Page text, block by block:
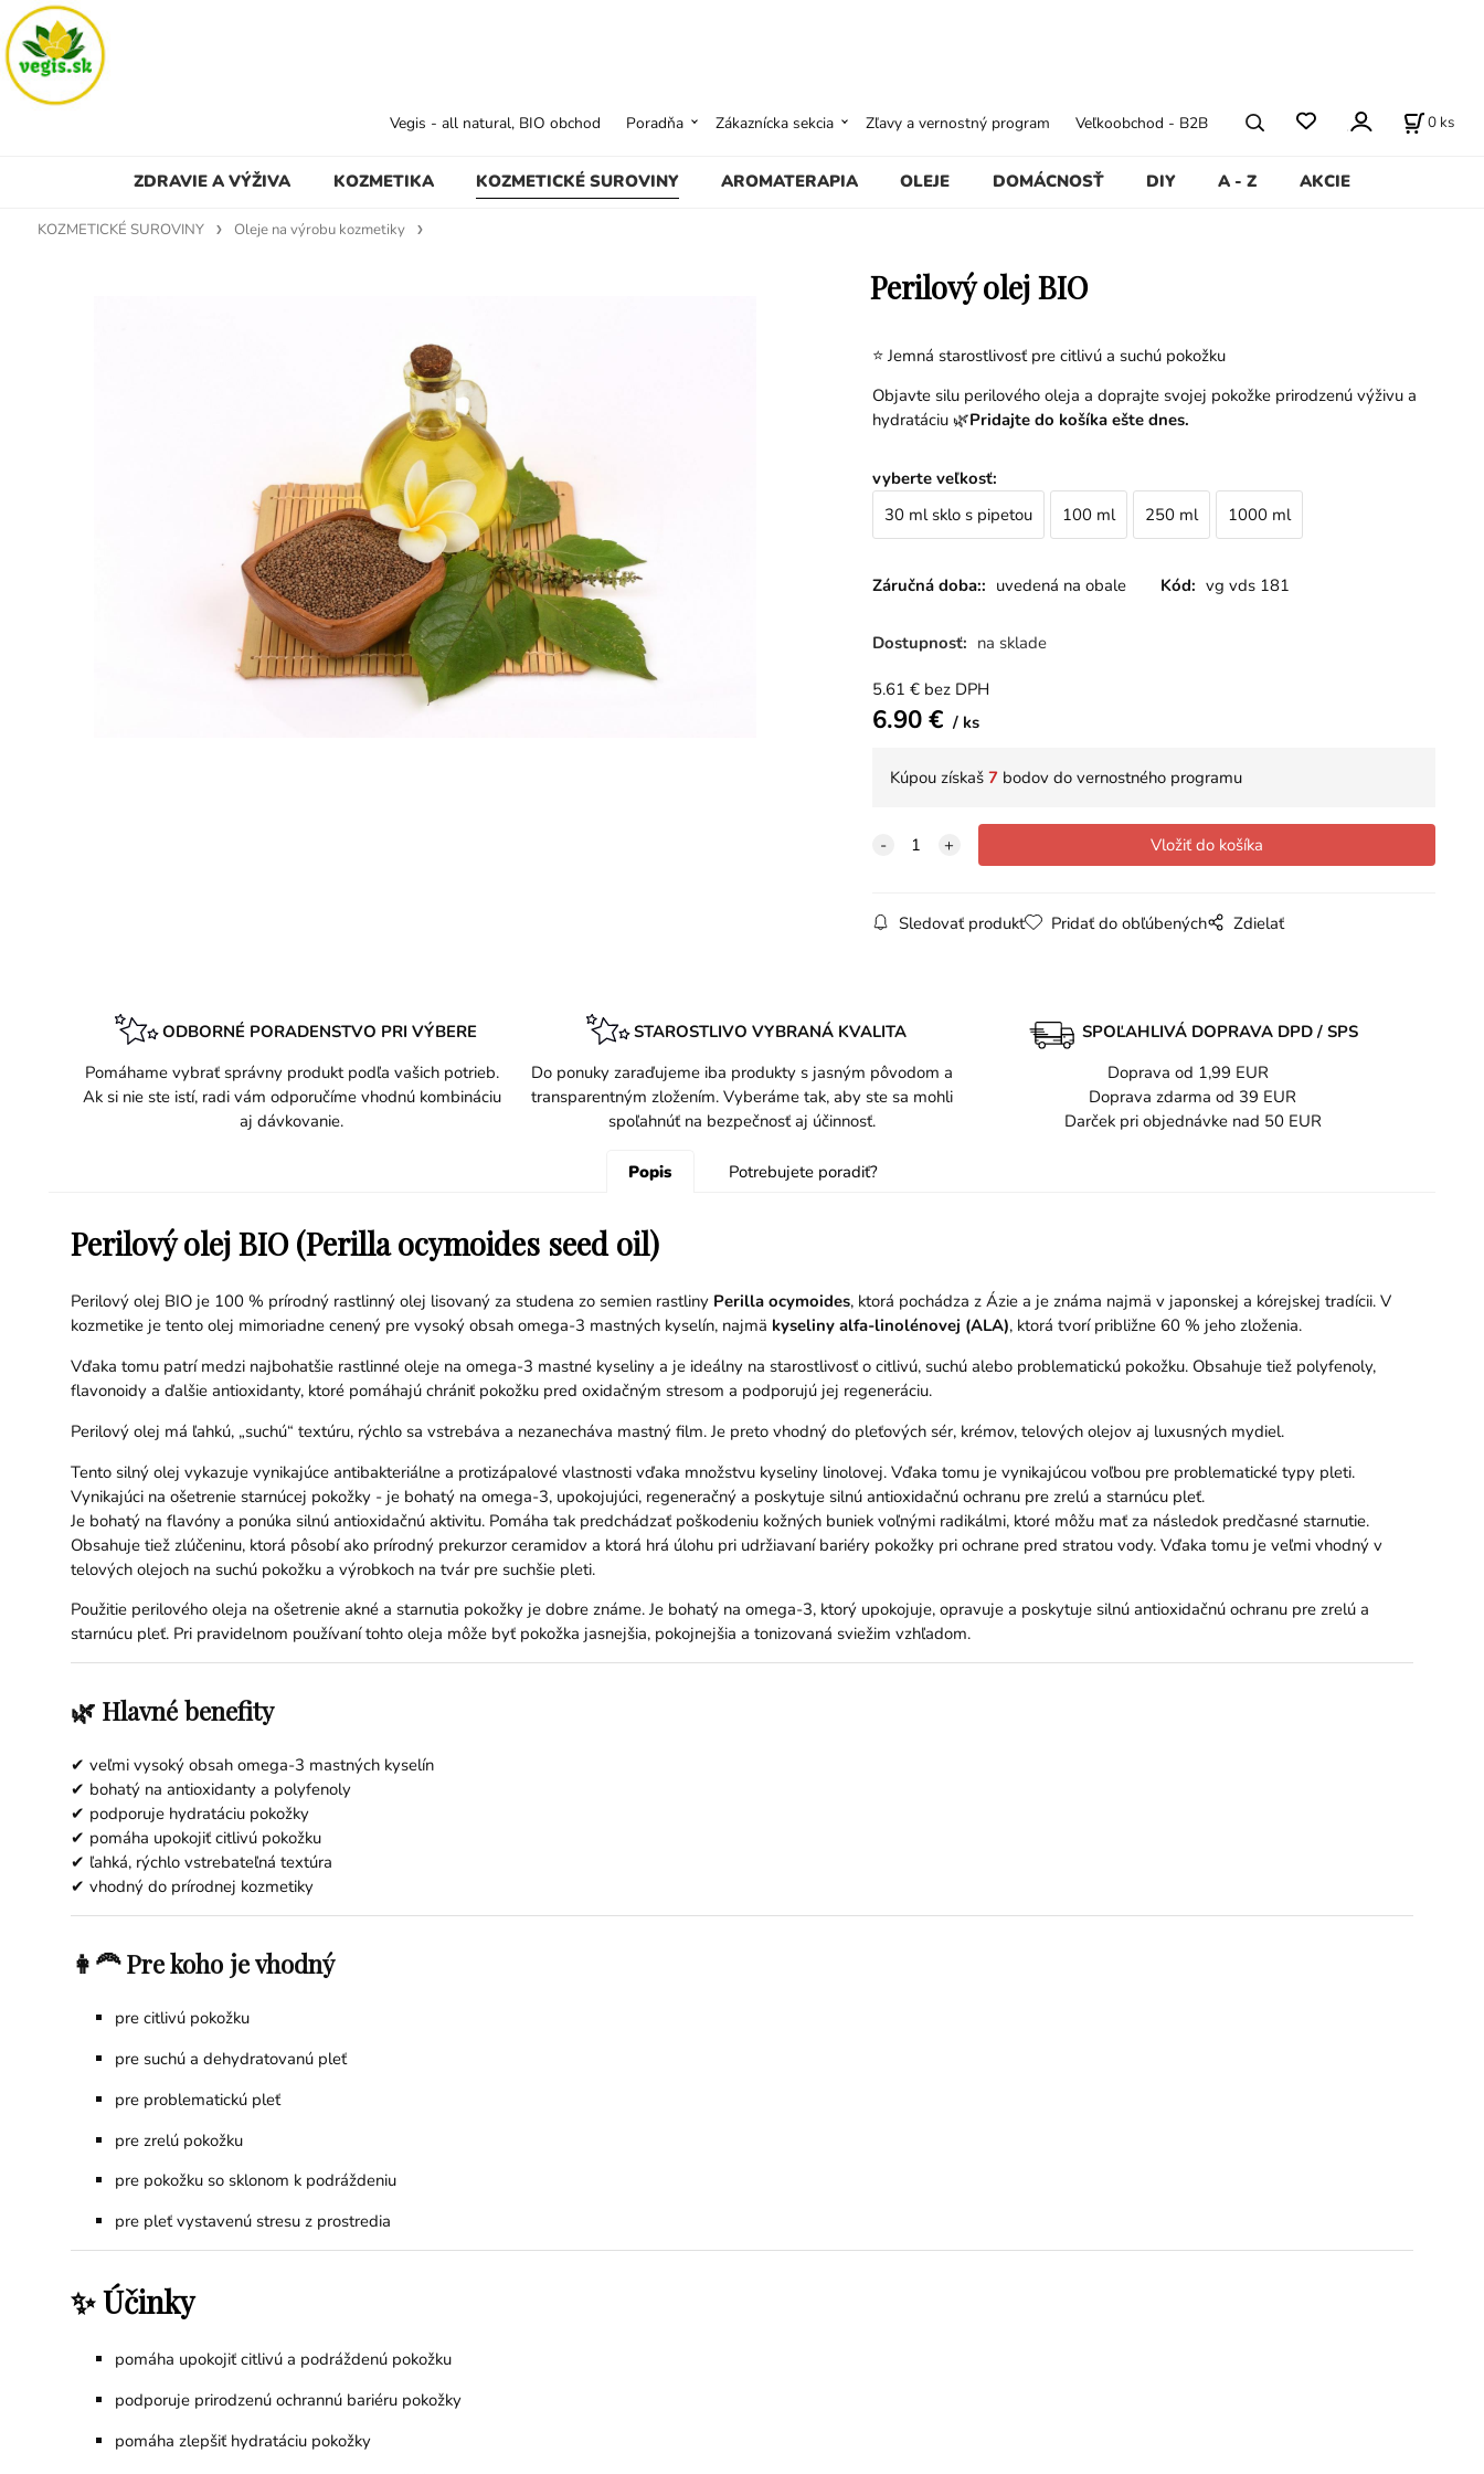
ZDRAVIE A VÝŽIVA KOZMETIKA KOZMETICKÉ SUROVINY AROMATERAPIA OLEJE DOMÁCNOSŤ DIY A - Z AKCIE
Vegis - all natural, BIO obchod Poradňa Zákaznícka sekcia Zľavy a vernostný program Veľkoobchod - B2B 0 ks
KOZMETICKÉ SUROVINY Oleje na výrobu kozmetiky
Perilový olej BIO
⭐ Jemná starostlivosť pre citlivú a suchú pokožku
Objavte silu perilového oleja a doprajte svojej pokožke prirodzenú výživu a
hydratáciu 🌿Pridajte do košíka ešte dnes.
vyberte veľkosť:
30 ml sklo s pipetou
100 ml 250 ml 1000 ml
Záručná doba:: uvedená na obale Kód: vg vds 181
Dostupnosť: na sklade
5.61 € bez DPH
6.90€ ks
Kúpou získaš 7bodov do vernostného programu
Sledovať produkt Pridať do obľúbených Zdielať
ODBORNÉ PORADENSTVO PRI VÝBERE
Pomáhame vybrať správny produkt podľa vašich potrieb.
Ak si nie ste istí, radi vám odporučíme vhodnú kombináciu
aj dávkovanie.
STAROSTLIVO VYBRANÁ KVALITA
Do ponuky zaraďujeme iba produkty s jasným pôvodom a
transparentným zložením. Vyberáme tak, aby ste sa mohli
spoľahnúť na bezpečnosť aj účinnosť.
SPOĽAHLIVÁ DOPRAVA DPD / SPS
Doprava od 1,99 EUR
Doprava zdarma od 39 EUR
Darček pri objednávke nad 50 EUR
Popis Potrebujete poradiť?
Perilový olej BIO (Perilla ocymoides seed oil)
Perilový olej BIO je 100 % prírodný rastlinný olej lisovaný za studena zo semien rastliny Perilla ocymoides, ktorá pochádza z Ázie a je známa najmä v japonskej a kórejskej tradícii. V
kozmetike je tento olej mimoriadne cenený pre vysoký obsah omega-3 mastných kyselín, najmä kyseliny alfa-linolénovej (ALA), ktorá tvorí približne 60 % jeho zloženia.
Vďaka tomu patrí medzi najbohatšie rastlinné oleje na omega-3 mastné kyseliny a je ideálny na starostlivosť o citlivú, suchú alebo problematickú pokožku. Obsahuje tiež polyfenoly,
flavonoidy a ďalšie antioxidanty, ktoré pomáhajú chrániť pokožku pred oxidačným stresom a podporujú jej regeneráciu.
Perilový olej má ľahkú, „suchú“ textúru, rýchlo sa vstrebáva a nezanecháva mastný film. Je preto vhodný do pleťových sér, krémov, telových olejov aj luxusných mydiel.
Tento silný olej vykazuje vynikajúce antibakteriálne a protizápalové vlastnosti vďaka množstvu kyseliny linolovej. Vďaka tomu je vynikajúcou voľbou pre problematické typy pleti.
Vynikajúci na ošetrenie starnúcej pokožky - je bohatý na omega-3, upokojujúci, regeneračný a poskytuje silnú antioxidačnú ochranu pre zrelú a starnúcu pleť.
Je bohatý na flavóny a ponúka silnú antioxidačnú aktivitu. Pomáha tak predchádzať poškodeniu kožných buniek voľnými radikálmi, ktoré môžu mať za následok predčasné starnutie.
Obsahuje tiež zlúčeninu, ktorá pôsobí ako prírodný prekurzor ceramidov a ktorá hrá úlohu pri udržiavaní bariéry pokožky pri ochrane pred stratou vody. Vďaka tomu je veľmi vhodný v
telových olejoch na suchú pokožku a výrobkoch na tvár pre suchšie pleti.
Použitie perilového oleja na ošetrenie akné a starnutia pokožky je dobre známe. Je bohatý na omega-3, ktorý upokojuje, opravuje a poskytuje silnú antioxidačnú ochranu pre zrelú a
starnúcu pleť. Pri pravidelnom používaní tohto oleja môže byť pokožka jasnejšia, pokojnejšia a tonizovaná sviežim vzhľadom.
🌿 Hlavné benefity
✔ veľmi vysoký obsah omega-3 mastných kyselín
✔ bohatý na antioxidanty a polyfenoly
✔ podporuje hydratáciu pokožky
✔ pomáha upokojiť citlivú pokožku
✔ ľahká, rýchlo vstrebateľná textúra
✔ vhodný do prírodnej kozmetiky
👩‍🦰 Pre koho je vhodný
pre citlivú pokožku
pre suchú a dehydratovanú pleť
pre problematickú pleť
pre zrelú pokožku
pre pokožku so sklonom k podráždeniu
pre pleť vystavenú stresu z prostredia
✨ Účinky
pomáha upokojiť citlivú a podráždenú pokožku
podporuje prirodzenú ochrannú bariéru pokožky
pomáha zlepšiť hydratáciu pokožky